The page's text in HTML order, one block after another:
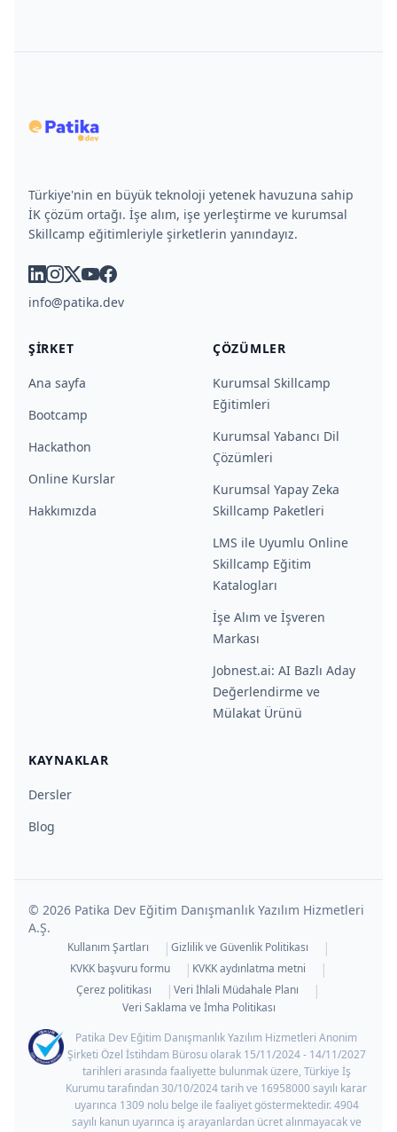
Türkiye'nin en büyük teknoloji yetenek havuzuna sahip
İK çözüm ortağı. İşe alım, işe yerleştirme ve kurumsal
Skillcamp eğitimleriyle şirketlerin yanındayız.
linkedin
instagram
x youtube
facebook
info@patika.dev
ŞIRKET
Ana sayfa
Bootcamp
Hackathon
Online Kurslar
Hakkımızda
ÇÖZÜMLER
Kurumsal Skillcamp
Eğitimleri
Kurumsal Yabancı Dil
Çözümleri
Kurumsal Yapay Zeka
Skillcamp Paketleri
LMS ile Uyumlu Online
Skillcamp Eğitim
Katalogları
İşe Alım ve İşveren
Markası
Jobnest.ai: AI Bazlı Aday
Değerlendirme ve
Mülakat Ürünü
KAYNAKLAR
Dersler
Blog
© 2026 Patika Dev Eğitim Danışmanlık Yazılım Hizmetleri
A.Ş.
Kullanım Şartları | Gizlilik ve Güvenlik Politikası |
KVKK başvuru formu | KVKK aydınlatma metni |
Çerez politikası | Veri İhlali Müdahale Planı |
Veri Saklama ve İmha Politikası
Patika Dev Eğitim Danışmanlık Yazılım Hizmetleri Anonim
Şirketi Özel İstihdam Bürosu olarak 15/11/2024 - 14/11/2027
tarihleri arasında faaliyette bulunmak üzere, Türkiye İş
Kurumu tarafından 30/10/2024 tarih ve 16958000 sayılı karar
uyarınca 1309 nolu belge ile faaliyet göstermektedir. 4904
sayılı kanun uyarınca iş arayanlardan ücret alınmayacak ve